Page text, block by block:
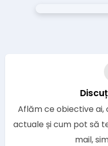
Aflăm ce obiective
actuale și cum pot să
mail,